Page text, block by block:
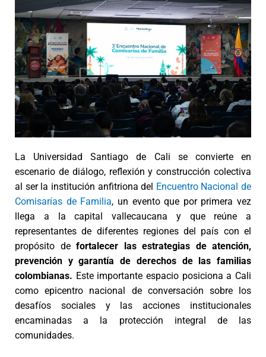
La Universidad Santiago de Cali se convierte en
escenario de diálogo, reflexión y construcción colectiva
al ser la institución anfitriona del Encuentro Nacional de
Comisarías de Familia, un evento que por primera vez
llega a la capital vallecaucana y que reúne a
representantes de diferentes regiones del país con el
propósito de fortalecer las estrategias de atención,
prevención y garantía de derechos de las familias
colombianas. Este importante espacio posiciona a Cali
como epicentro nacional de conversación sobre los
desafíos sociales y las acciones institucionales
encaminadas a la protección integral de las
comunidades.